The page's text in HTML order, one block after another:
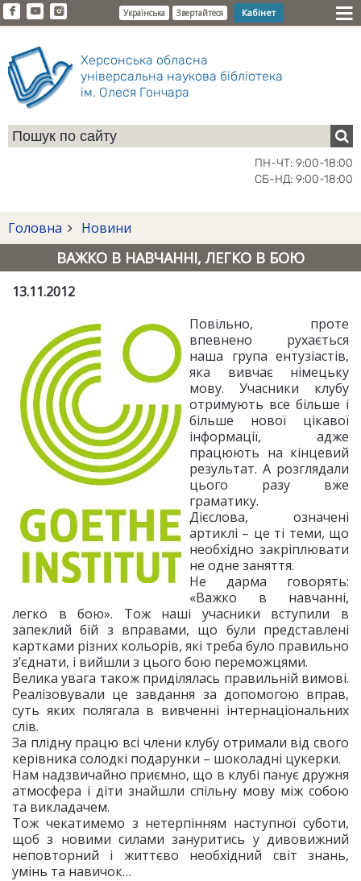
Українська Звертайтеся Кабінет
Херсонська обласна
універсальна наукова бібліотека
ім. Олеся Гончара
ПН-ЧТ: 9:00-18:00
СБ-НД: 9:00-18:00
Головна Новини
ВАЖКО В НАВЧАННІ, ЛЕГКО В БОЮ
13.11.2012
Повільно, проте
впевнено рухається
наша група ентузіастів,
яка вивчає німецьку
мову. Учасники клубу
отримують все більше і
більше нової цікавої
інформації, адже
працюють на кінцевий
результат. А розглядали
цього разу вже
граматику.
Дієслова, означені
артиклі – це ті теми, що
необхідно закріплювати
не одне заняття.
Не дарма говорять:
«Важко в навчанні,
легко в бою». Тож наші учасники вступили в
запеклий бій з вправами, що були представлені
картками різних кольорів, які треба було правильно
з’єднати, і вийшли з цього бою переможцями.
Велика увага також приділялась правильній вимові.
Реалізовували це завдання за допомогою вправ,
суть яких полягала в вивченні інтернаціональних
слів.
За плідну працю всі члени клубу отримали від свого
керівника солодкі подарунки – шоколадні цукерки.
Нам надзвичайно приємно, що в клубі панує дружня
атмосфера і діти знайшли спільну мову між собою
та викладачем.
Тож чекатимемо з нетерпінням наступної суботи,
щоб з новими силами зануритись у дивовижний
неповторний і життєво необхідний світ знань,
умінь та навичок…